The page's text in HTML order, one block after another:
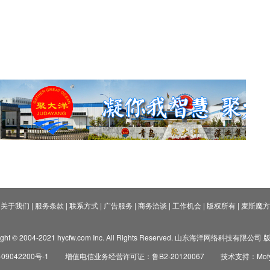
关于我们 | 服务条款 | 联系方式| 广告服务 | 商务洽谈 | 工作机会| 版权所有| 麦斯魔方
© 2004-2021 hycfw.com Inc. All Rights Reserved. 山东海洋网络科技有限公司
号-1
增值电信业务经营许可证：鲁B2-20120067 技术支持：